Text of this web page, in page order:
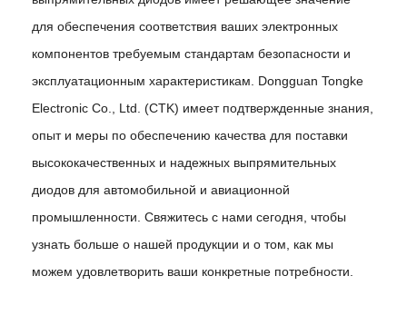
для обеспечения соответствия ваших электронных
компонентов требуемым стандартам безопасности и
эксплуатационным характеристикам. Dongguan Tongke
Electronic Co., Ltd. (CTK) имеет подтвержденные знания,
опыт и меры по обеспечению качества для поставки
высококачественных и надежных выпрямительных
диодов для автомобильной и авиационной
промышленности. Свяжитесь с нами сегодня, чтобы
узнать больше о нашей продукции и о том, как мы
можем удовлетворить ваши конкретные потребности.